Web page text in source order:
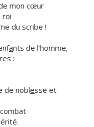
mon cœur
roi
du scribe !
ants de l'homme,
:
de noblesse et